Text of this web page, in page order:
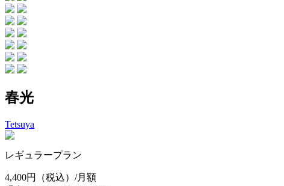
春光
Tetsuya
レギュラープラン
4,400円
（税込）/月額